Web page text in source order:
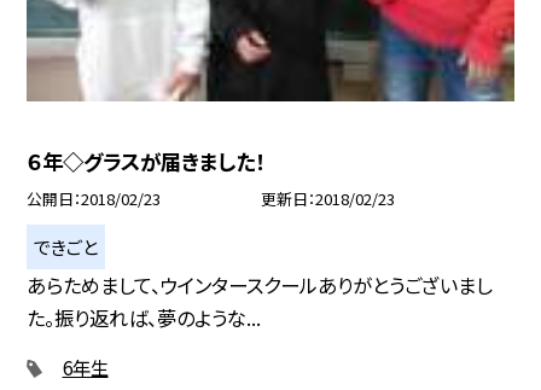
６年◇グラスが届きました！
公開日 2018/02/23 更新日 2018/02/23
できごと
あらためまして、ウインタースクールありがとうございまし
た。振り返れば、夢のような...
6年生